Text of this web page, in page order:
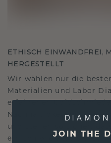
ETHISCH EINWANDFREI,
HERGESTELLT
Wir wählen nur die
Materialien und Labor
erfahrenen Goldschmiede
Nachhaltigkeit mit
und stellen so sicher,
ethisch wie exquisit ist.
JOIN THE